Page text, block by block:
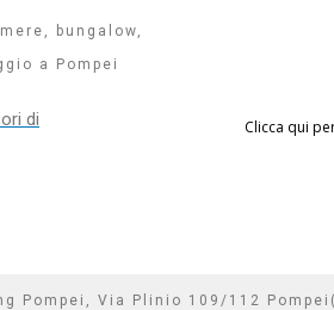
bungalow,
a Pompei
di
Clicca qui
Pompei, Via Plinio 109/112